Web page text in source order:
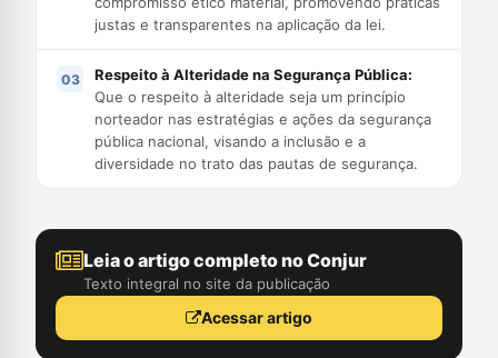
justas e transparentes na aplicação da lei.
Respeito à Alteridade na Segurança Pública:
Que o respeito à alteridade seja um princípio
norteador nas estratégias e ações da segurança
pública nacional, visando a inclusão e a
diversidade no trato das pautas de segurança.
Leia o artigo completo no Conjur
Texto integral no site da publicação
Acessar artigo